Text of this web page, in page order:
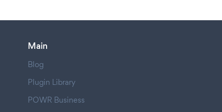
Main
Blog
Plugin Library
POWR Business